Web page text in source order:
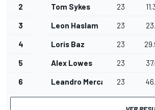
2 Tom Sykes 23
3 Leon Haslam 23
4 Loris Baz 23
5 Alex Lowes 23
6 Leandro Mercado 23